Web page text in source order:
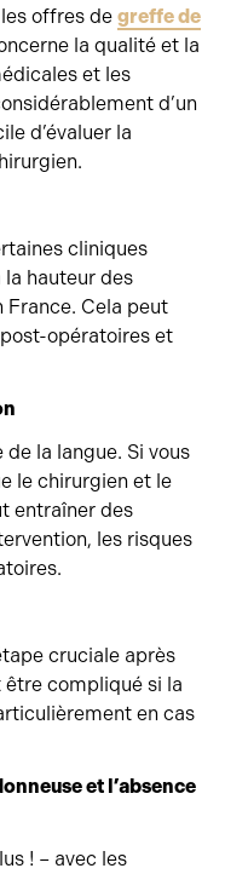
offres de greffe de
la qualité et la
et les
d’un
d’évaluer la
cliniques
hauteur des
France. Cela peut
opératoires et
la langue. Si vous
le chirurgien et le
entraîner des
les risques
cruciale après
être compliqué si la
en cas
et l’absence
! – avec les